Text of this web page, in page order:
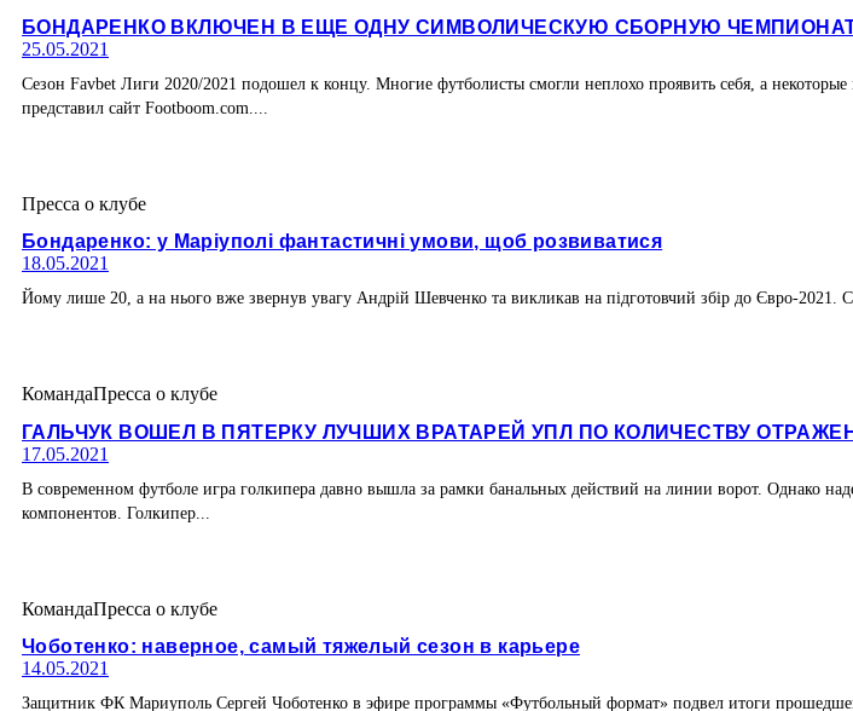
БОНДАРЕНКО ВКЛЮЧЕН В ЕЩЕ ОДНУ СИМВОЛИЧЕСКУЮ СБОРНУЮ
25.05.2021
Сезон Favbet Лиги 2020/2021 подошел к концу. Многие футболисты смогли неплохо проявить себя, а
представил сайт Footboom.com....
Пресса о клубе
Бондаренко: у Маріуполі фантастичні умови, щоб розвиватися
18.05.2021
Йому лише 20, а на нього вже звернув увагу Андрій Шевченко та викликав на підготовчий збір до Євро-2021.
КомандаПресса о клубе
ГАЛЬЧУК ВОШЕЛ В ПЯТЕРКУ ЛУЧШИХ ВРАТАРЕЙ УПЛ ПО КОЛИЧЕСТВУ
17.05.2021
В современном футболе игра голкипера давно вышла за рамки банальных действий на линии ворот. Однако
компонентов. Голкипер...
КомандаПресса о клубе
Чоботенко: наверное, самый тяжелый сезон в карьере
14.05.2021
Защитник ФК Мариуполь Сергей Чоботенко в эфире программы «Футбольный формат» подвел итоги